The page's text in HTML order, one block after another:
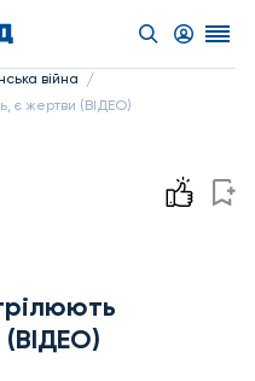
війна /
є жертви (ВІДЕО)